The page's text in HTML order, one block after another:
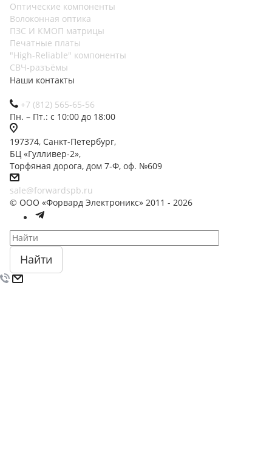
Оптические компоненты
Волоконная оптика
ПЗС И КМОП матрицы
Печатные платы
"High-Reliable" компоненты
СВЧ-разъёмы
Наши контакты
+7 (812) 565-65-56
Пн. – Пт.: с 10:00 до 18:00
197374, Санкт-Петербург,
БЦ «Гулливер-2»,
Торфяная дорога, дом 7-Ф, оф. №609
sale@forwardspb.ru
© ООО «Форвард Электроникс» 2011 - 2026
Найти